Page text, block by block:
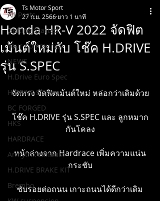
All Posts
Getting Started
Your Community
NEWS
H.Drive Euro Spec
H.DRIVE S Spec
BC FORGED
HKS
HARDRACE
Armytrix Exhaust
H.DRIVE BRAKE KIT
Brembo
Honda HR-V 2022 จัดฟิต
เม้นต์ใหม่กับ โช๊ค H.DRIVE
รุ่น S.SPEC
Ts Motor Sport
27 ก.ย. 2566 ยาว 1 นาที
จัดทรง จัดฟิตเม้นต์ใหม่ หล่อกว่าเดิมด้วย
โช๊ค H.DRIVE รุ่น S.SPEC และ ลูกหมาก
กันโคลง
หน้าล่างจาก Hardrace เพิ่มความแน่น
กระชับ
ซับรอยต่อถนน เกาะถนนได้ดีกว่าเดิม